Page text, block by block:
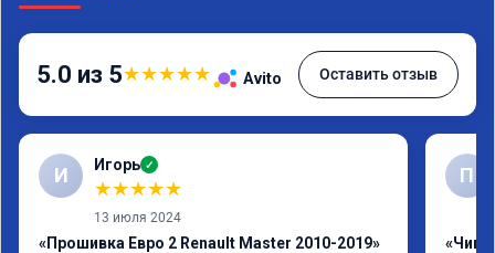
5.0 из 5★★★★★ Avito Оставить отзыв
И Игорь ✓
★★★★★
13 июля 2024
«Прошивка Евро 2 Renault Master 2010-2019»
П
«Чип